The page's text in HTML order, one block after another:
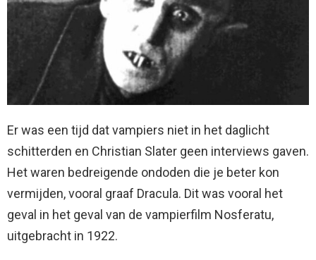
Er was een tijd dat vampiers niet in het daglicht
schitterden en Christian Slater geen interviews gaven.
Het waren bedreigende ondoden die je beter kon
vermijden, vooral graaf Dracula. Dit was vooral het
geval in het geval van de vampierfilm Nosferatu,
uitgebracht in 1922.